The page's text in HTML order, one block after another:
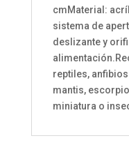
cmMaterial:
sistema de
deslizante y
reptiles,
mantis,
miniatura o